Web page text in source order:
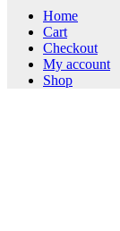
Home
Cart
Checkout
My account
Shop